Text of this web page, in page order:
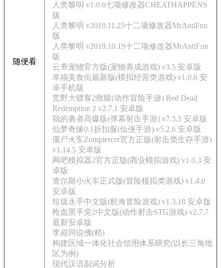
随便看
人类黎明 v1.0.6七项修改器CHEATHAPPENS
版
人类黎明 v2019.11.25十二项修改器MrAntiFun
版
人类黎明 v2019.10.19十二项修改器MrAntiFun
版
云养宠物官方版(宠物养成游戏) v3.5 安卓版
幸福美食街最新版(模拟经营类游戏) v1.0.6 安
卓手机版
荒野大镖客2救赎(动作冒险手游) Red Dead
Redemption 2 v2.7.1 安卓版
我的勇者高爆版(弹幕射击手游) v7.3.3 安卓版
仙梦奇缘0.1折扣服(仙侠手游) v5.2.6 安卓版
僵尸火车Zompiercer官方正版(射击类生存手游)
v1.14.5 安卓版
网吧模拟器2官方正版(商业模拟游戏) v1.0.3 安
卓版
查尔斯小火车正式版(冒险模拟类游戏) v1.4.0
安卓版
垃圾水手中文版(航海冒险游戏) v1.3.18 安卓版
枪血黑手党2中文版(动作射击STG游戏) v2.7.7
最新安卓版
李叔同说佛(精)
构建区域一体化社会信用体系研究(以长三角地
区为例)
现代汉语副词分析